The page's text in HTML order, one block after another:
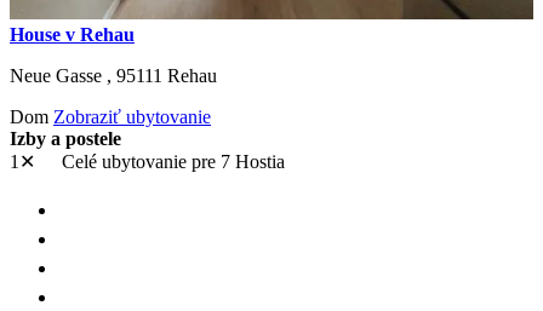
House v Rehau
Neue Gasse , 95111 Rehau
Dom Zobraziť ubytovanie
Izby a postele
1✕
Celé ubytovanie pre 7 Hostia